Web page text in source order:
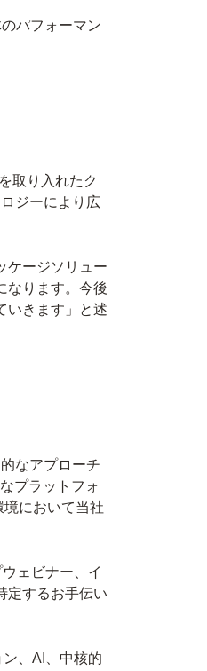
パフォーマン
取り入れたク
ジーにより広
ケージソリュー
なります。今後
いきます」と述
なアプローチ
プラットフォ
において当社
ェビナー、イ
定するお手伝い
、AI、中核的